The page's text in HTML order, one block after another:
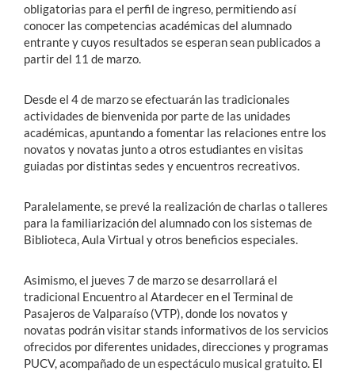
obligatorias para el perfil de ingreso, permitiendo así
conocer las competencias académicas del alumnado
entrante y cuyos resultados se esperan sean publicados a
partir del 11 de marzo.
Desde el 4 de marzo se efectuarán las tradicionales
actividades de bienvenida por parte de las unidades
académicas, apuntando a fomentar las relaciones entre los
novatos y novatas junto a otros estudiantes en visitas
guiadas por distintas sedes y encuentros recreativos.
Paralelamente, se prevé la realización de charlas o talleres
para la familiarización del alumnado con los sistemas de
Biblioteca, Aula Virtual y otros beneficios especiales.
Asimismo, el jueves 7 de marzo se desarrollará el
tradicional Encuentro al Atardecer en el Terminal de
Pasajeros de Valparaíso (VTP), donde los novatos y
novatas podrán visitar stands informativos de los servicios
ofrecidos por diferentes unidades, direcciones y programas
PUCV, acompañado de un espectáculo musical gratuito. El